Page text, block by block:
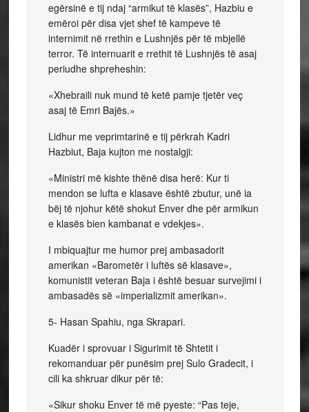
egërsinë e tij ndaj “armikut të klasës”, Hazbiu e
emëroi për disa vjet shef të kampeve të
internimit në rrethin e Lushnjës për të mbjellë
terror. Të internuarit e rrethit të Lushnjës të asaj
periudhe shpreheshin:
«Xhebraili nuk mund të ketë pamje tjetër veç
asaj të Emri Bajës.»
Lidhur me veprimtarinë e tij përkrah Kadri
Hazbiut, Baja kujton me nostalgji:
«Ministri më kishte thënë disa herë: Kur ti
mendon se lufta e klasave është zbutur, unë ia
bëj të njohur këtë shokut Enver dhe për armikun
e klasës bien kambanat e vdekjes».
I mbiquajtur me humor prej ambasadorit
amerikan «Barometër i luftës së klasave»,
komunistit veteran Baja i është besuar survejimi i
ambasadës së «imperializmit amerikan».
5- Hasan Spahiu, nga Skrapari.
Kuadër i sprovuar i Sigurimit të Shtetit i
rekomanduar për punësim prej Sulo Gradecit, i
cili ka shkruar dikur për të:
«Sikur shoku Enver të më pyeste: “Pas teje,